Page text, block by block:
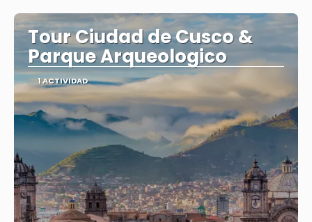
Tour Ciudad de Cusco &
Parque Arqueologico
1 ACTIVIDAD